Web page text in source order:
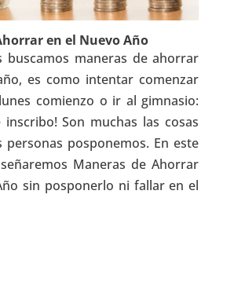
en el Nuevo Año
buscamos maneras de ahorrar
es como intentar comenzar
comienzo o ir al gimnasio:
inscribo! Son muchas las cosas
personas posponemos. En este
Maneras de Ahorrar
sin posponerlo ni fallar en el